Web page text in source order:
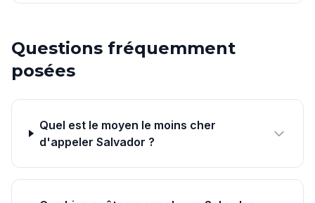
Questions fréquemment
posées
Quel est le moyen le moins cher
d'appeler Salvador ?